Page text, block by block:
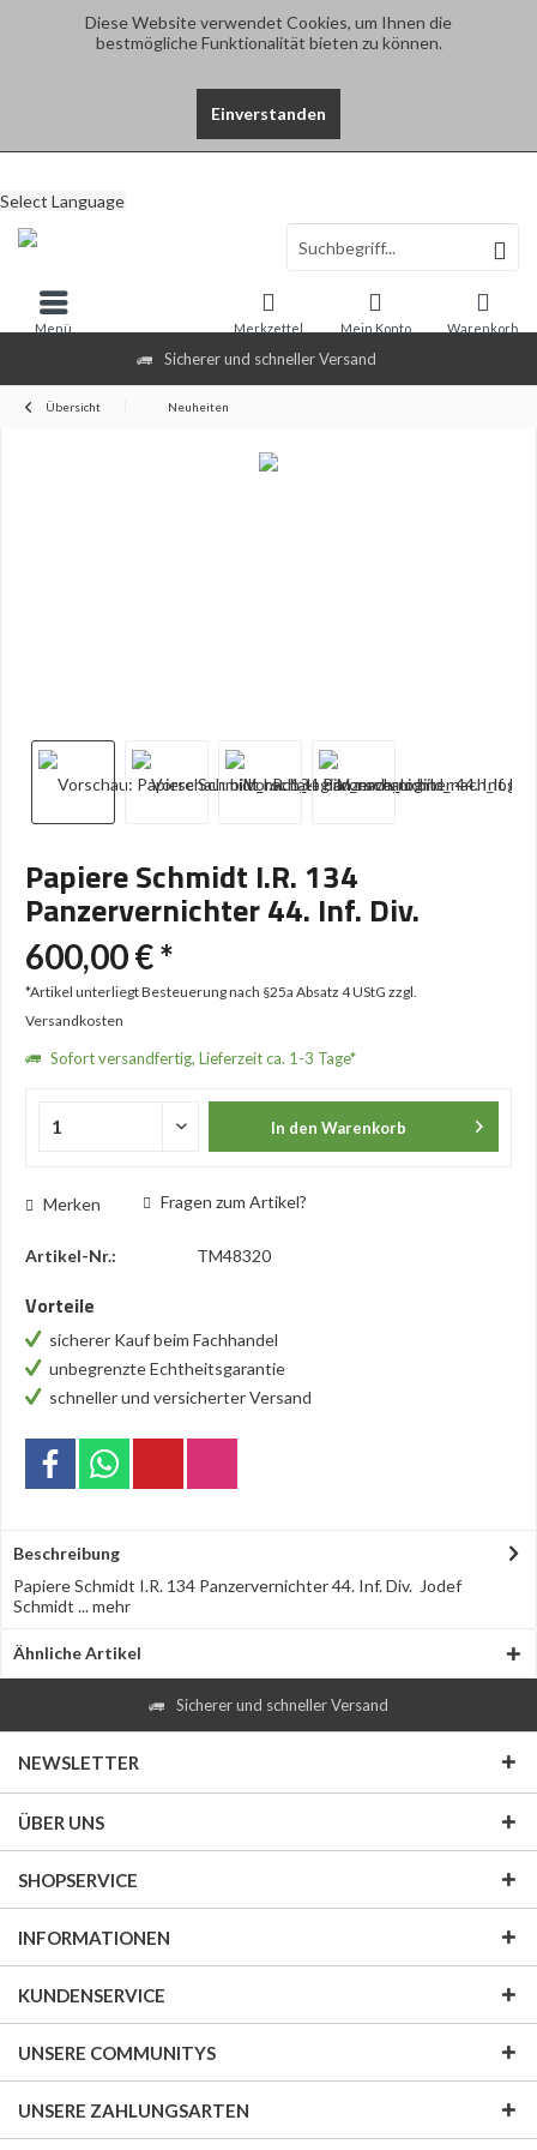
Diese Website verwendet Cookies, um Ihnen die
bestmögliche Funktionalität bieten zu können.
Einverstanden
Sicherer und schneller Versand
Select Language
Warenkorb
Merkzettel Mein Konto
Menü
Übersicht Neuheiten
Papiere Schmidt I.R. 134
Panzervernichter 44. Inf. Div.
600,00 € *
*Artikel unterliegt Besteuerung nach §25a Absatz 4 UStG zzgl.
Versandkosten
Sofort versandfertig, Lieferzeit ca. 1-3 Tage*
In den Warenkorb
Merken Fragen zum Artikel?
Artikel-Nr.: TM48320
Vorteile
sicherer Kauf beim Fachhandel
unbegrenzte Echtheitsgarantie
schneller und versicherter Versand
Beschreibung
Papiere Schmidt I.R. 134 Panzervernichter 44. Inf. Div. Jodef
Schmidt ...mehr
Ähnliche Artikel
Sicherer und schneller Versand
NEWSLETTER
ÜBER UNS
SHOPSERVICE
INFORMATIONEN
KUNDENSERVICE
UNSERE COMMUNITYS
UNSERE ZAHLUNGSARTEN